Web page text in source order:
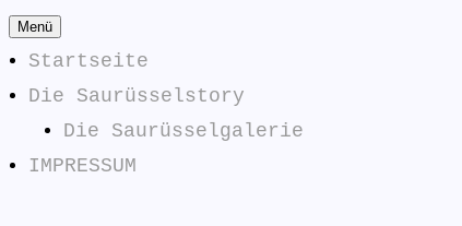
Zum
Inhalt
springen
Menü
Startseite
Die Saurüsselstory
Die Saurüsselgalerie
IMPRESSUM